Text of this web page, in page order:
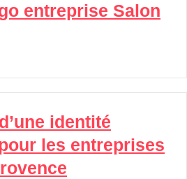
entreprise Salon
identité
les entreprises